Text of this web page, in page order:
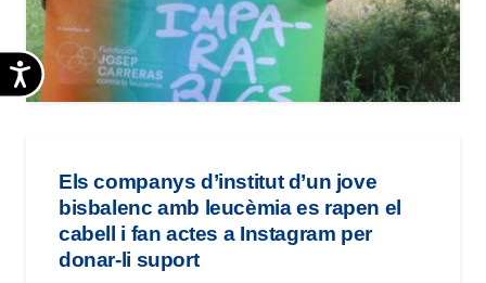
Accesibilidad
Els companys d’institut d’un jove
bisbalenc amb leucèmia es rapen el
cabell i fan actes a Instagram per
donar-li suport